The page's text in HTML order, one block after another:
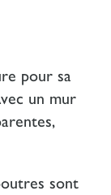
pour sa
un mur
sont